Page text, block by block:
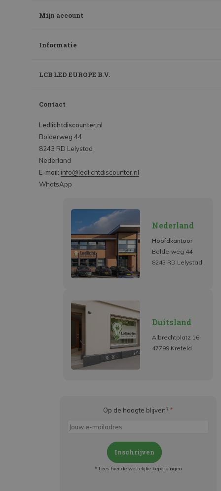
Mijn account
Informatie
LCB LED EUROPE B.V.
Contact
Ledlichtdiscounter.nl
Bolderweg 44
8243 RD Lelystad
Nederland
E-mail: info@ledlichtdiscounter.nl
WhatsApp
Nederland
Hoofdkantoor
Bolderweg 44
8243 RD Lelystad
Duitsland
Albrechtplatz 16
47799 Krefeld
Op de hoogte blijven? *
Inschrijven
* Lees hier de wettelijke beperkingen